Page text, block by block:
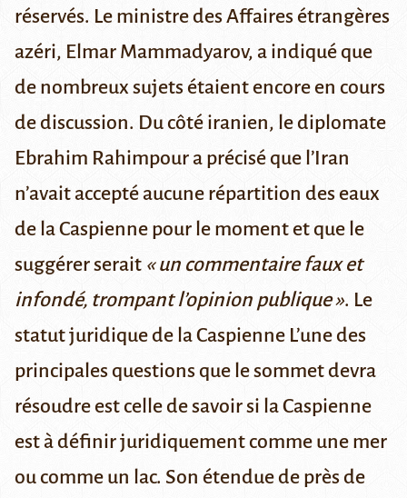
réservés. Le ministre des Affaires étrangères
azéri, Elmar Mammadyarov, a indiqué que
de nombreux sujets étaient encore en cours
de discussion. Du côté iranien, le diplomate
Ebrahim Rahimpour a précisé que l’Iran
n’avait accepté aucune répartition des eaux
de la Caspienne pour le moment et que le
suggérer serait « un commentaire faux et
infondé, trompant l’opinion publique ». Le
statut juridique de la Caspienne L’une des
principales questions que le sommet devra
résoudre est celle de savoir si la Caspienne
est à définir juridiquement comme une mer
ou comme un lac. Son étendue de près de